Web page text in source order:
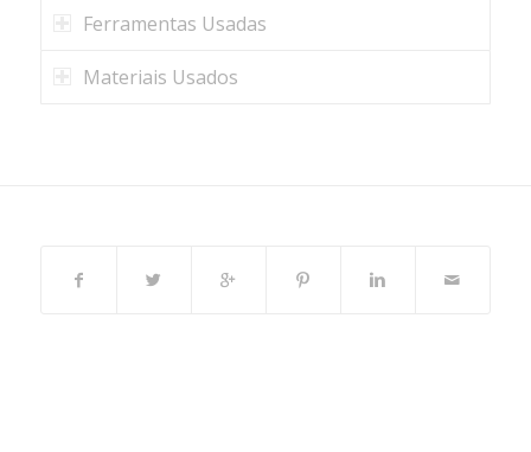
Ferramentas Usadas
Materiais Usados